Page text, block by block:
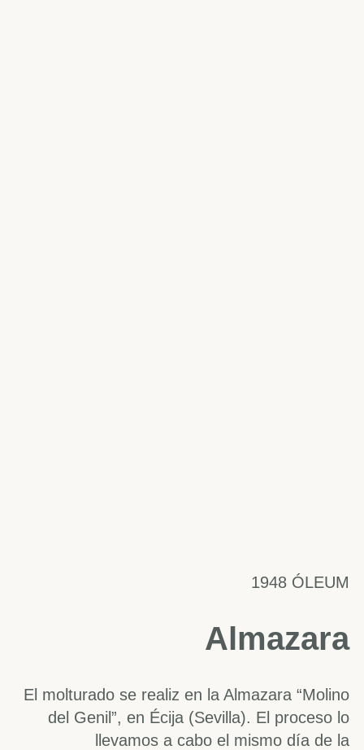
1948 ÓLEUM
Almazara
El molturado se realiz en la Almazara “Molino
del Genil”, en Écija (Sevilla). El proceso lo
llevamos a cabo el mismo día de la